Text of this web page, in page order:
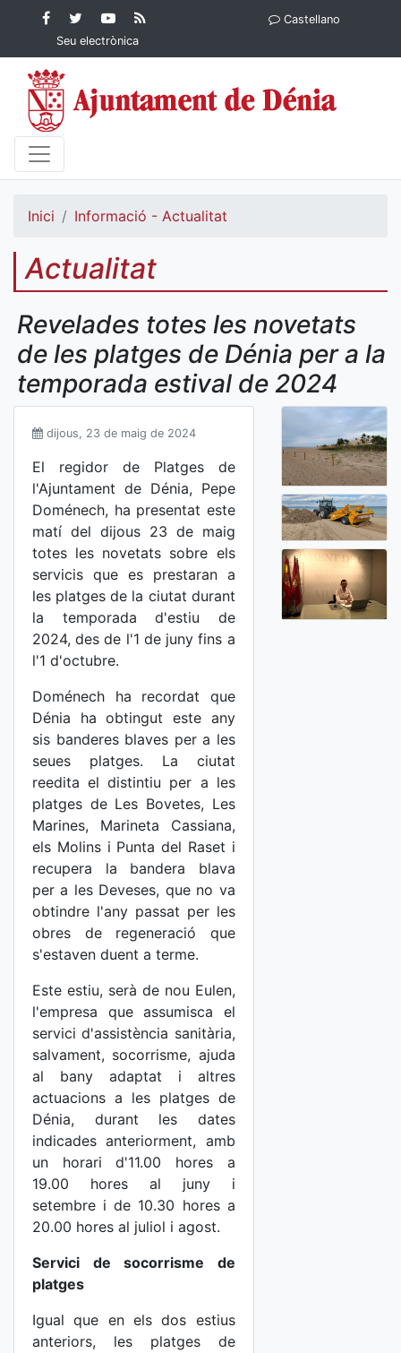
Contingut principalFacebook
Ajuntament de Dénia
Twitter
Ajuntament de
Dénia
YouTube
Ajuntament
de Dénia
Ajuntament
Seu electrònica
Castellano
Inici Informació - Actualitat
Actualitat
Revelades totes les novetats
de les platges de Dénia per a la
temporada estival de 2024
dijous, 23 de maig de 2024
El regidor de Platges de
l'Ajuntament de Dénia, Pepe
Doménech, ha presentat este
matí del dijous 23 de maig
totes les novetats sobre els
servicis que es prestaran a
les platges de la ciutat durant
la temporada d'estiu de
2024, des de l'1 de juny fins a
l'1 d'octubre.
Doménech ha recordat que
Dénia ha obtingut este any
sis banderes blaves per a les
seues platges. La ciutat
reedita el distintiu per a les
platges de Les Bovetes, Les
Marines, Marineta Cassiana,
els Molins i Punta del Raset i
recupera la bandera blava
per a les Deveses, que no va
obtindre l'any passat per les
obres de regeneració que
s'estaven duent a terme.
Este estiu, serà de nou Eulen,
l'empresa que assumisca el
servici d'assistència sanitària,
salvament, socorrisme, ajuda
al bany adaptat i altres
actuacions a les platges de
Dénia, durant les dates
indicades anteriorment, amb
un horari d'11.00 hores a
19.00 hores al juny i
setembre i de 10.30 hores a
20.00 hores al juliol i agost.
Servici de socorrisme de
platges
Igual que en els dos estius
anteriors, les platges de